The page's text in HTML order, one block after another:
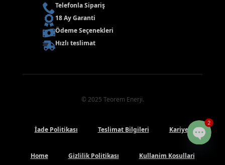
Telefonla Sipariş
18 Ay Garanti
Ödeme Seçenekleri
Hızlı teslimat
© 2025 Teorem Enerji.
İade Politikası Teslimat Bilgileri Kariyer
Home Gizlilik Politikası Kullanim Kosullari
2